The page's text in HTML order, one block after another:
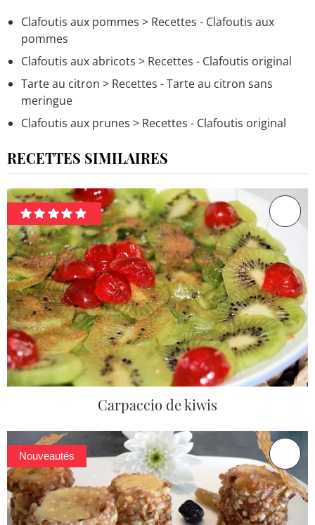
Clafoutis aux pommes > Recettes - Clafoutis aux
pommes
Clafoutis aux abricots > Recettes - Clafoutis original
Tarte au citron > Recettes - Tarte au citron sans
meringue
Clafoutis aux prunes > Recettes - Clafoutis original
RECETTES SIMILAIRES
Carpaccio de kiwis
Nouveautés